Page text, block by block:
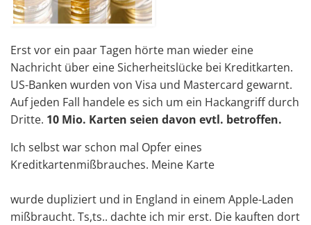
Erst vor ein paar Tagen hörte man wieder eine
Nachricht über eine Sicherheitslücke bei Kreditkarten.
US-Banken wurden von Visa und Mastercard gewarnt.
Auf jeden Fall handele es sich um ein Hackangriff durch
Dritte. 10 Mio. Karten seien davon evtl. betroffen.
Ich selbst war schon mal Opfer eines
Kreditkartenmißbrauches. Meine Karte
wurde dupliziert und in England in einem Apple-Laden
mißbraucht. Ts,ts.. dachte ich mir erst. Die kauften dort